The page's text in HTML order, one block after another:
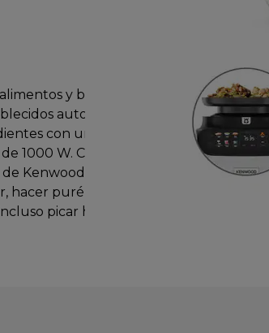
y batidora 2 en 1. Incluye
automáticos para
con un solo toque y un
1000 W. Con la solución todo
Kenwood puedes pesar,
hacer puré, picar, rallar, cortar en
picar hielo.